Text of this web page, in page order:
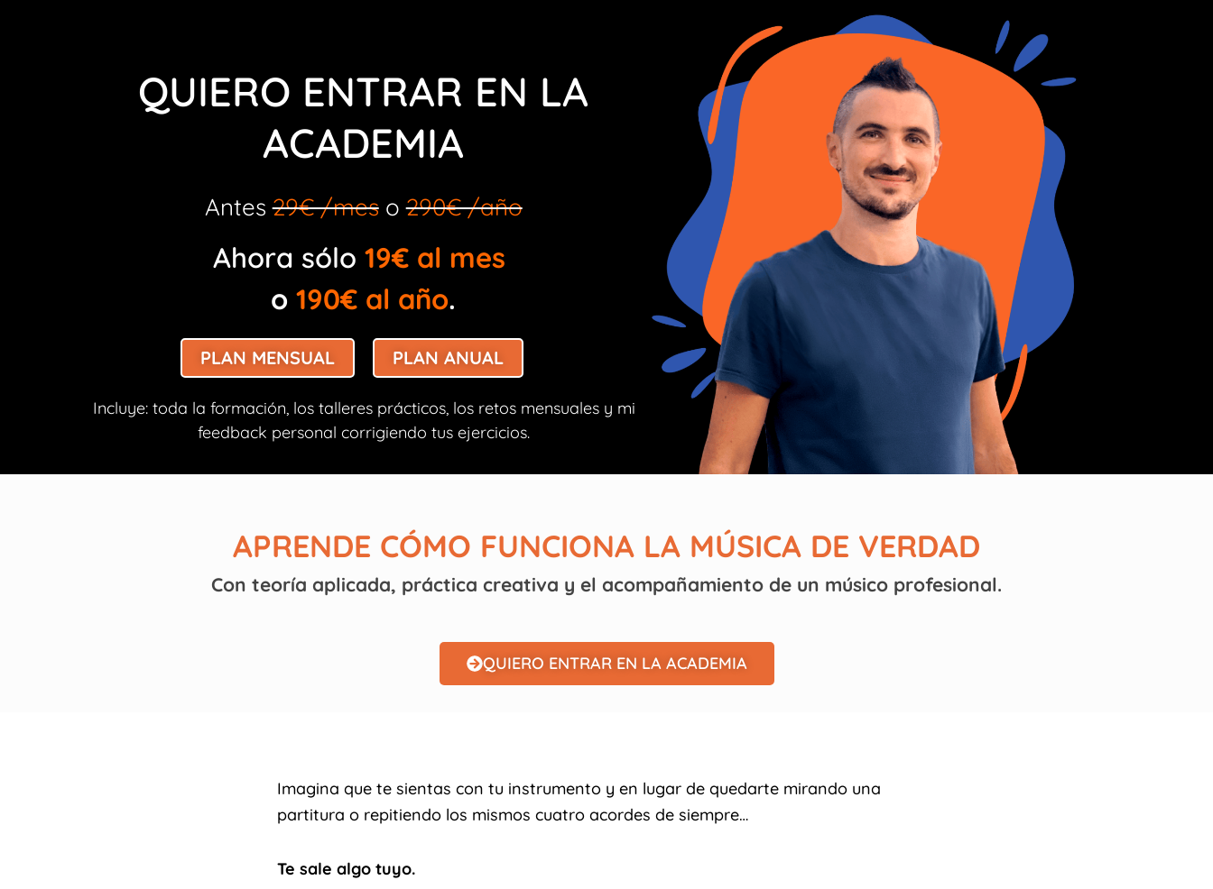
QUIERO ENTRAR EN LA
ACADEMIA
Antes29€ /meso290€ /año
Ahora sólo19€ al mes
o190€ al año.
PLAN MENSUAL PLAN ANUAL
Incluye: toda la formación, los talleres prácticos, los retos mensuales y mi
feedback personal corrigiendo tus ejercicios.
APRENDE CÓMO FUNCIONA LA MÚSICA DE VERDAD
Con teoría aplicada, práctica creativa y el acompañamiento de un músico profesional.
QUIERO ENTRAR EN LA ACADEMIA
Imagina que te sientas con tu instrumento y en lugar de quedarte mirando una
partitura o repitiendo los mismos cuatro acordes de siempre…
Te sale algo tuyo.